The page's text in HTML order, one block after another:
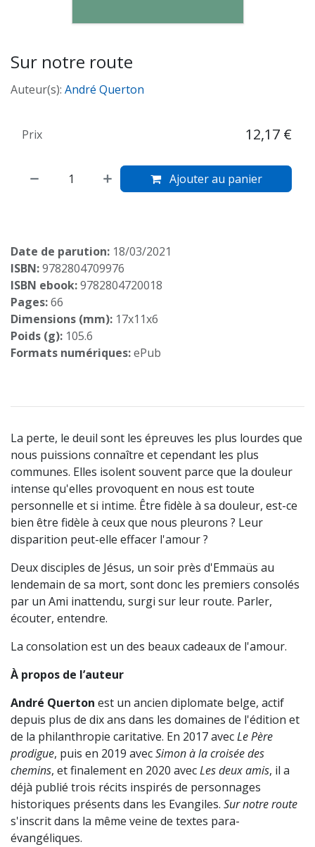
Sur notre route
Auteur(s): André Querton
Ajouter au panier
Prix 12,17 €
Date de parution: 18/03/2021
ISBN:9782804709976
ISBN ebook:9782804720018
Pages:66
Dimensions (mm): 17x11x6
Poids (g): 105.6
Formats numériques:ePub
La perte, le deuil sont les épreuves les plus lourdes que
nous puissions connaître et cependant les plus
communes. Elles isolent souvent parce que la douleur
intense qu'elles provoquent en nous est toute
personnelle et si intime. Être fidèle à sa douleur, est-ce
bien être fidèle à ceux que nous pleurons ? Leur
disparition peut-elle effacer l'amour ?
Deux disciples de Jésus, un soir près d'Emmaüs au
lendemain de sa mort, sont donc les premiers consolés
par un Ami inattendu, surgi sur leur route. Parler,
écouter, entendre.
La consolation est un des beaux cadeaux de l'amour.
À propos de l’auteur
André Querton est un ancien diplomate belge, actif
depuis plus de dix ans dans les domaines de l'édition et
de la philanthropie caritative. En 2017 avecLe Père
prodigue, puis en 2019 avecSimon à la croisée des
chemins, et finalement en 2020 avecLes deux amis, il a
déjà publié trois récits inspirés de personnages
historiques présents dans les Evangiles. Sur notre route
s'inscrit dans la même veine de textes para-
évangéliques.